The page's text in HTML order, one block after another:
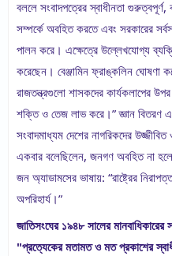
বললে সংবাদপত্রের স্বাধীনতা গুরুত্বপূর্ণ,
সম্পর্কে অবহিত করতে এবং সরকারের
পালন করে। এক্ষেত্রে উল্লেখযোগ্য
করেছেন। বেঞ্জামিন ফ্রাঙ্কলিন ঘোষণা
রাজতন্ত্রগুলো শাসকদের কার্যকলাপের
শক্তি ও তেজ লাভ করে।” জ্ঞান বিতরণ
সংবাদমাধ্যম দেশের নাগরিকদের
একবার বলেছিলেন, জনগণ অবহিত না
জন অ্যাডামসের ভাষায়: “রাষ্ট্রের
অপরিহার্য।”
জাতিসংঘের ১৯৪৮ সালের
"প্রত্যেকের মতামত ও মত প্রকাশের